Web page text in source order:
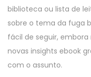
biblioteca ou lista de
sobre o tema da fuga
fácil de seguir,
novas insights ebook
com o assunto.